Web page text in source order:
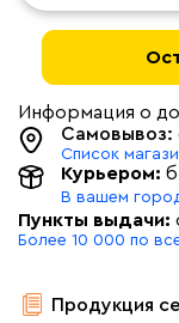
Информация о
Самовывоз:
Список
Курьером:
В вашем
Пункты выдачи:
Более 10 000 по
Продукция